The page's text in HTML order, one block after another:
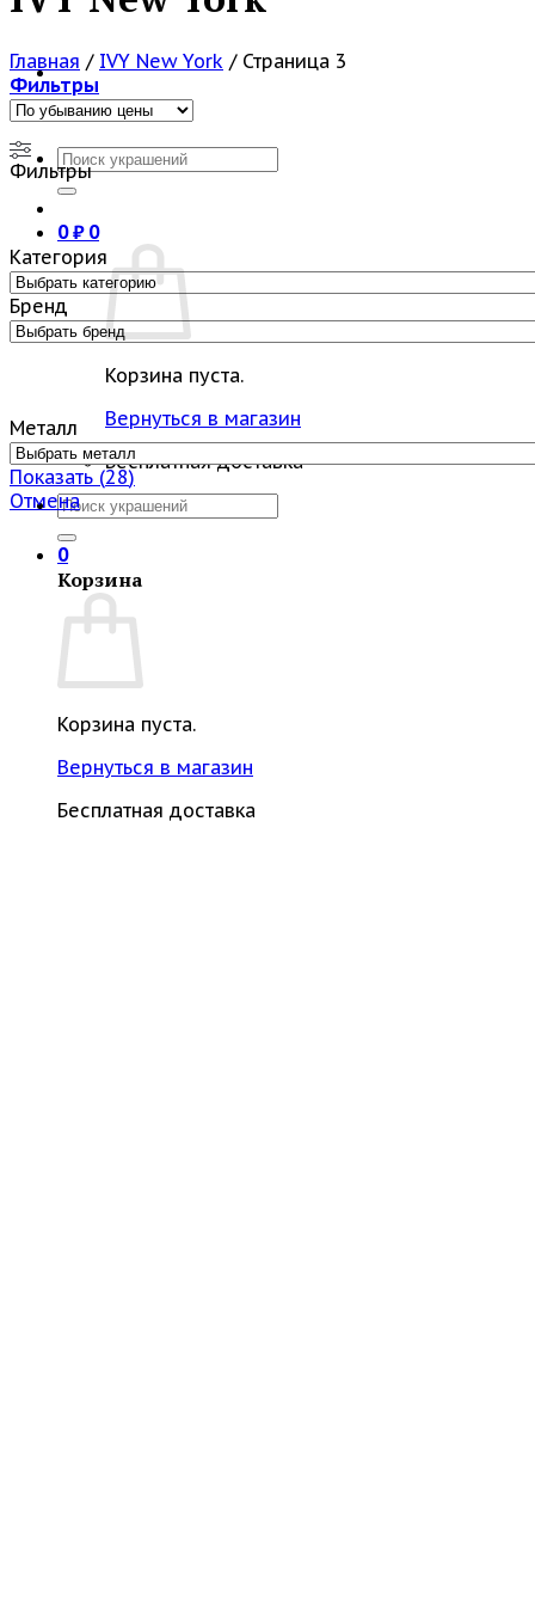
Искать:
0₽ 0
Корзина пуста.
Вернуться в магазин
Бесплатная доставка
Искать:
0
Корзина
Корзина пуста.
Вернуться в магазин
Бесплатная доставка
Главная / IVY New York /Страница 3
Фильтры
Фильтры
Категория
Бренд
Металл
Показать (28)
Отмена